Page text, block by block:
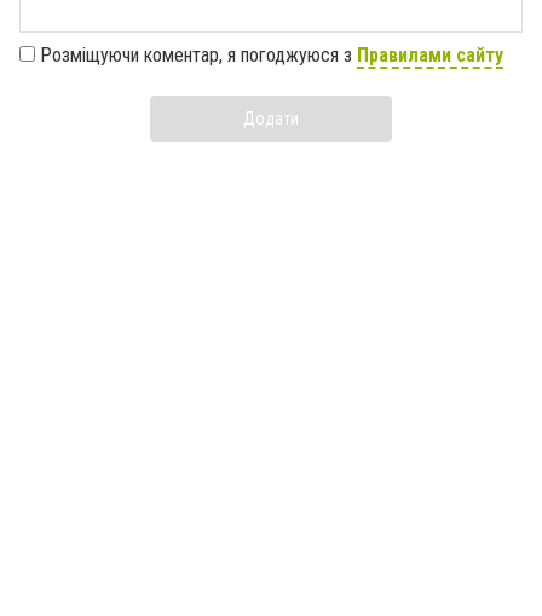
Розміщуючи коментар, я погоджуюся з Правилами сайту
Додати